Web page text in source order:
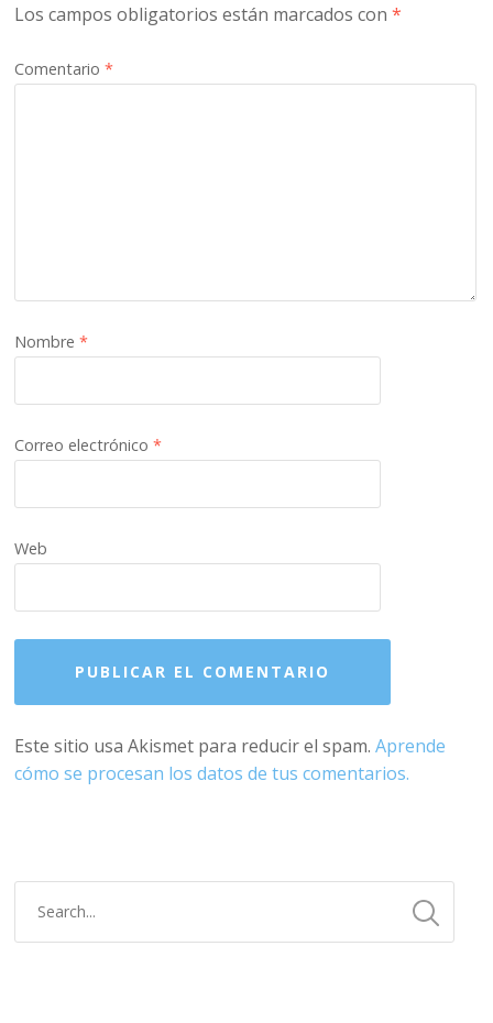
Los campos obligatorios están marcados con*
Comentario*
Nombre*
Correo electrónico*
Web
Este sitio usa Akismet para reducir el spam.Aprende
cómo se procesan los datos de tus comentarios.